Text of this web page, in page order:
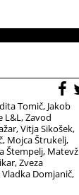
Tomič Jakob
L&L Zavod
Vitja Sikošek
Mojca Štrukelj
Štempelj Matevž
Zveza
Vladka Domjanič